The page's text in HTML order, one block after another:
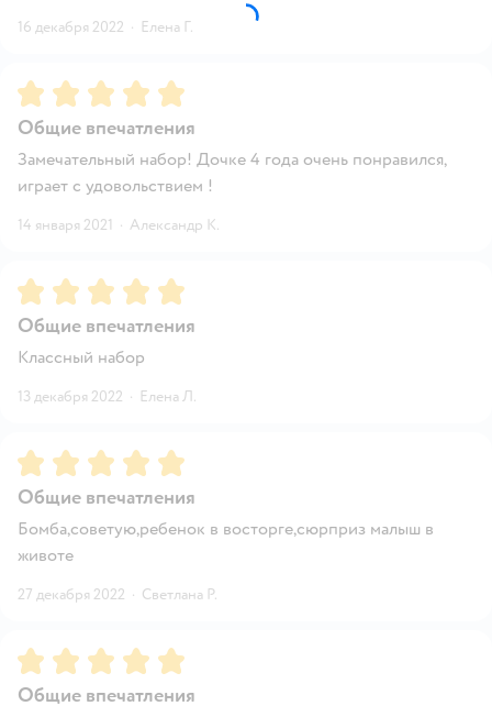
16 декабря 2022 · Елена Г.
Рейтинг:5
Общие впечатления
Замечательный набор! Дочке 4 года очень понравился,
играет с удовольствием !
14 января 2021 · Александр К.
Рейтинг:5
Общие впечатления
Классный набор
13 декабря 2022 · Елена Л.
Рейтинг:5
Общие впечатления
Бомба,советую,ребенок в восторге,сюрприз малыш в
животе
27 декабря 2022 · Светлана Р.
Рейтинг:5
Общие впечатления